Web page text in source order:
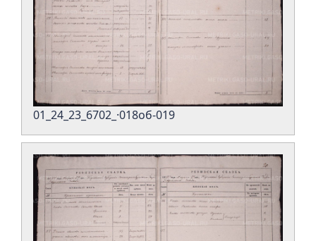
01_24_23_6702_·018об-019